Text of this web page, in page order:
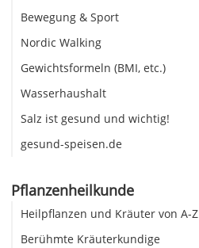
Bewegung & Sport
Nordic Walking
Gewichtsformeln (BMI, etc.)
Wasserhaushalt
Salz ist gesund und wichtig!
gesund-speisen.de
Pflanzenheilkunde
Heilpflanzen und Kräuter von A-Z
Berühmte Kräuterkundige